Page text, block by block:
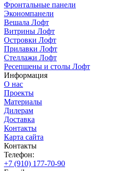
Фронтальные панели
Экономпанели
Вешала Лофт
Витрины Лофт
Островки Лофт
Прилавки Лофт
Стеллажи Лофт
Ресепшены и столы Лофт
Информация
О нас
Проекты
Материалы
Дилерам
Доставка
Контакты
Карта сайта
Контакты
Телефон:
+7 (910) 177-70-90